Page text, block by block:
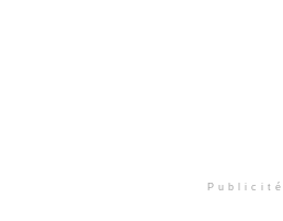
Publicité